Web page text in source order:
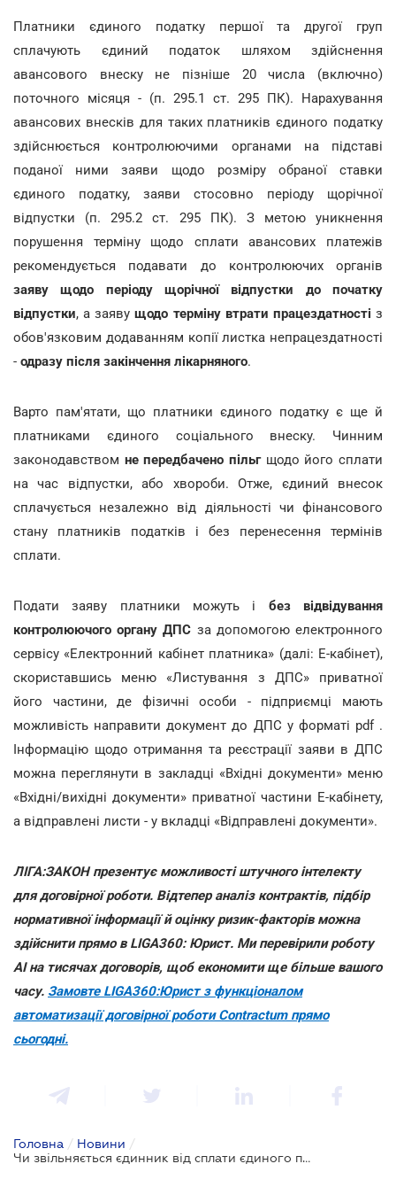
Платники єдиного податку першої та другої груп
сплачують єдиний податок шляхом здійснення
авансового внеску не пізніше 20 числа (включно)
поточного місяця - (п. 295.1 ст. 295 ПК). Нарахування
авансових внесків для таких платників єдиного податку
здійснюється контролюючими органами на підставі
поданої ними заяви щодо розміру обраної ставки
єдиного податку, заяви стосовно періоду щорічної
відпустки (п. 295.2 ст. 295 ПК). З метою уникнення
порушення терміну щодо сплати авансових платежів
рекомендується подавати до контролюючих органів
заяву щодо періоду щорічної відпустки до початку
відпустки, а заяву щодо терміну втрати працездатності з
обов'язковим додаванням копії листка непрацездатності
- одразу після закінчення лікарняного.
Варто пам'ятати, що платники єдиного податку є ще й
платниками єдиного соціального внеску. Чинним
законодавством не передбачено пільгщодо його сплати
на час відпустки, або хвороби. Отже, єдиний внесок
сплачується незалежно від діяльності чи фінансового
стану платників податків і без перенесення термінів
сплати.
Подати заяву платники можуть і без відвідування
контролюючого органу ДПС за допомогою електронного
сервісу «Електронний кабінет платника» (далі: Е-кабінет),
скориставшись меню «Листування з ДПС» приватної
його частини, де фізичні особи - підприємці мають
можливість направити документ до ДПС у форматі pdf .
Інформацію щодо отримання та реєстрації заяви в ДПС
можна переглянути в закладці «Вхідні документи» меню
«Вхідні/вихідні документи» приватної частини Е-кабінету,
а відправлені листи - у вкладці «Відправлені документи».
ЛІГА:ЗАКОН презентує можливості штучного інтелекту
для договірної роботи. Відтепер аналіз контрактів, підбір
нормативної інформації й оцінку ризик-факторів можна
здійснити прямо в LIGA360: Юрист. Ми перевірили роботу
AI на тисячах договорів, щоб економити ще більше вашого
часу. Замовте LIGA360:Юрист з функціоналом
автоматизації договірної роботи Contractum прямо
сьогодні.
Головна / Новини /
Чи звільняється єдинник від сплати єдиного податку, перебуваючи у відпустці